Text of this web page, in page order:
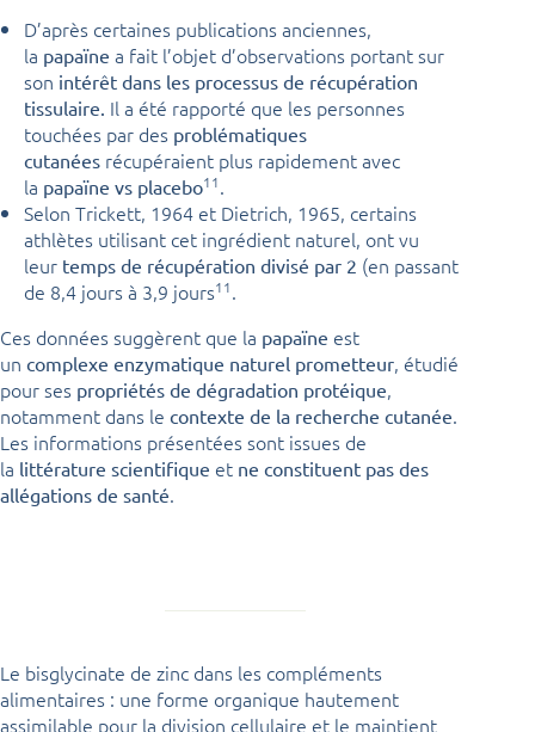
D’après certaines publications anciennes,
la papaïne a fait l’objet d’observations portant sur
son intérêt dans les processus de récupération
tissulaire. Il a été rapporté que les personnes
touchées par des problématiques
cutanées récupéraient plus rapidement avec
la papaïne vs placebo11.
Selon Trickett, 1964 et Dietrich, 1965, certains
athlètes utilisant cet ingrédient naturel, ont vu
leur temps de récupération divisé par 2 (en passant
de 8,4 jours à 3,9 jours11.
Ces données suggèrent que la papaïne est
un complexe enzymatique naturel prometteur, étudié
pour ses propriétés de dégradation protéique,
notamment dans le contexte de la recherche cutanée.
Les informations présentées sont issues de
la littérature scientifique et ne constituent pas des
allégations de santé.
Le bisglycinate de zinc dans les compléments
alimentaires : une forme organique hautement
assimilable pour la division cellulaire et le maintient